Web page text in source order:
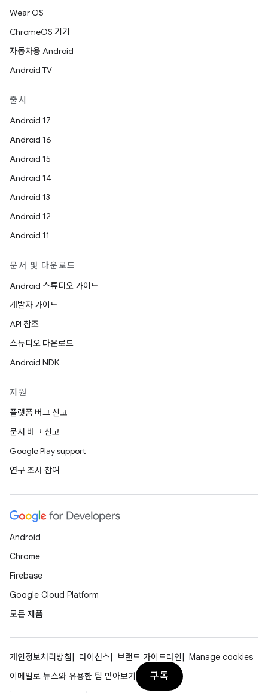
Wear OS
ChromeOS 기기
자동차용 Android
Android TV
출시
Android 17
Android 16
Android 15
Android 14
Android 13
Android 12
Android 11
문서 및 다운로드
Android 스튜디오 가이드
개발자 가이드
API 참조
스튜디오 다운로드
Android NDK
지원
플랫폼 버그 신고
문서 버그 신고
Google Play support
연구 조사 참여
Android
Chrome
Firebase
Google Cloud Platform
모든 제품
개인정보처리방침 라이선스 브랜드 가이드라인
Manage cookies
이메일로 뉴스와 유용한 팁 받아보기
구독